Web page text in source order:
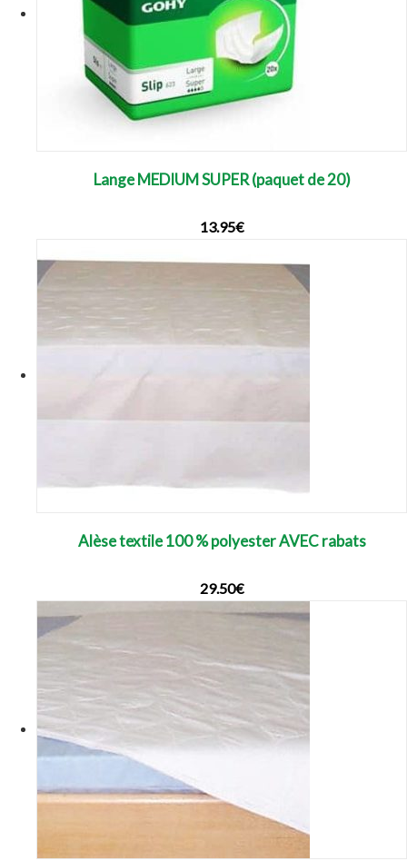
Lange MEDIUM SUPER (paquet de 20)
13.95€
Alèse textile 100 % polyester AVEC rabats
29.50€